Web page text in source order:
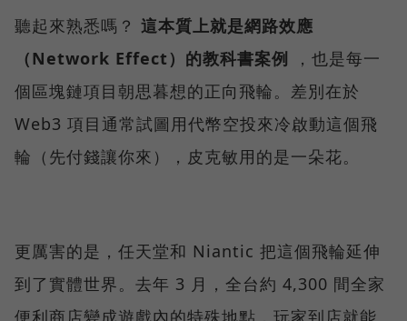
聽起來熟悉嗎？ 這本質上就是網路效應
（Network Effect）的教科書案例 ，也是每一
個區塊鏈項目朝思暮想的正向飛輪。差別在於
Web3 項目通常試圖用代幣空投來冷啟動這個飛
輪（先付錢讓你來），皮克敏用的是一朵花。
更厲害的是，任天堂和 Niantic 把這個飛輪延伸
到了實體世界。去年 3 月，全台約 4,300 間全家
便利商店變成遊戲內的特殊地點，玩家到店就能